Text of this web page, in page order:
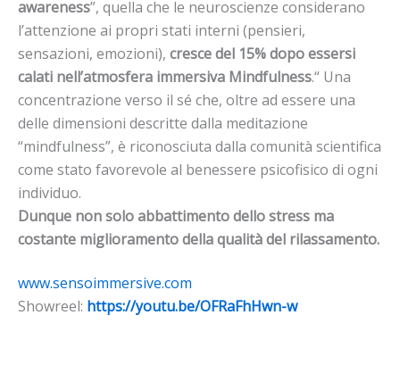
awareness”, quella che le neuroscienze considerano
l’attenzione ai propri stati interni (pensieri,
sensazioni, emozioni), cresce del 15% dopo essersi
calati nell’atmosfera immersiva Mindfulness.“ Una
concentrazione verso il sé che, oltre ad essere una
delle dimensioni descritte dalla meditazione
“mindfulness”, è riconosciuta dalla comunità scientifica
come stato favorevole al benessere psicofisico di ogni
individuo.
Dunque non solo abbattimento dello stress ma
costante miglioramento della qualità del rilassamento.
www.sensoimmersive.com
Showreel: https://youtu.be/OFRaFhHwn-w